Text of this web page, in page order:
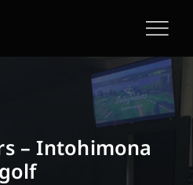
– Intohimona
golf